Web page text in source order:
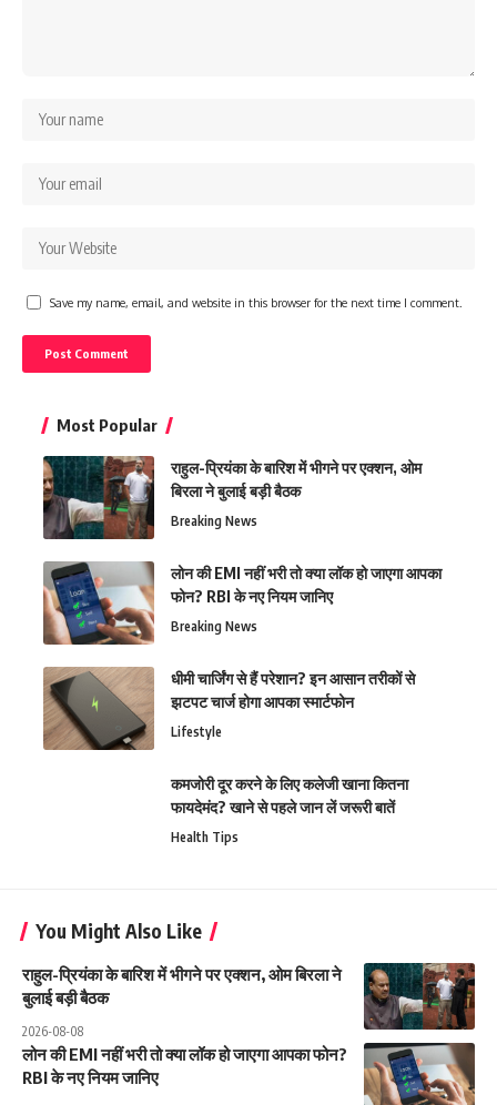
Save my name, email, and website in this browser for the next time I comment.
Most Popular
राहुल-प्रियंका के बारिश में भीगने पर एक्शन, ओम
बिरला ने बुलाई बड़ी बैठक
Breaking News
लोन की EMI नहीं भरी तो क्या लॉक हो जाएगा आपका
फोन? RBI के नए नियम जानिए
Breaking News
धीमी चार्जिंग से हैं परेशान? इन आसान तरीकों से
झटपट चार्ज होगा आपका स्मार्टफोन
Lifestyle
कमजोरी दूर करने के लिए कलेजी खाना कितना
फायदेमंद? खाने से पहले जान लें जरूरी बातें
Health Tips
You Might Also Like
राहुल-प्रियंका के बारिश में भीगने पर एक्शन, ओम बिरला ने
बुलाई बड़ी बैठक
2026-08-08
लोन की EMI नहीं भरी तो क्या लॉक हो जाएगा आपका फोन?
RBI के नए नियम जानिए